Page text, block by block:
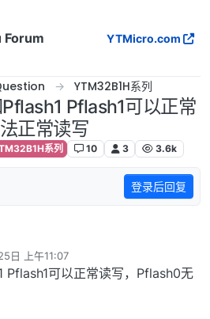
Forum
YTMicro.com
YTM32B1H系列
Pflash1可以正常
正常读写
系列 10 3 3.6k
登录后回复
日 上午11:07
Pflash1可以正常读写，Pflash0无